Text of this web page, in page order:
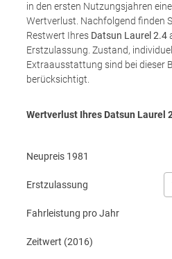
in den ersten Nutzungsjahren
Wertverlust. Nachfolgend finden
Restwert Ihres Datsun Laurel 2.4
Erstzulassung. Zustand,
Extraausstattung sind bei dieser
berücksichtigt.
Wertverlust Ihres Datsun Laurel
Neupreis 1981
Erstzulassung
Fahrleistung pro Jahr
Zeitwert (2016)